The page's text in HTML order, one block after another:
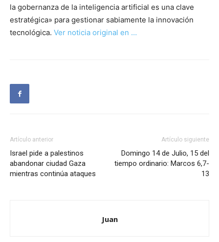
la gobernanza de la inteligencia artificial es una clave
estratégica» para gestionar sabiamente la innovación
tecnológica. Ver noticia original en …
Artículo anterior
Israel pide a palestinos
abandonar ciudad Gaza
mientras continúa ataques
Artículo siguiente
Domingo 14 de Julio, 15 del
tiempo ordinario: Marcos 6,7-
13
Juan